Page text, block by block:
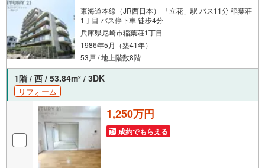
東海道本線（JR西日本） 「立花」駅 バス11分 稲葉荘
1丁目 バス停下車 徒歩4分
兵庫県尼崎市稲葉荘1丁目
1986年5月（築41年）
53戸 / 地上階数8階
1階 / 西 / 53.84m2 / 3DK
リフォーム
1,250万円
成約でもらえる